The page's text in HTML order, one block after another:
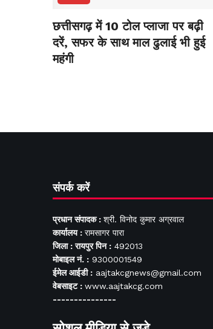
छत्तीसगढ़ में 10 टोल प्लाजा पर बढ़ी
दरें, सफर के साथ माल ढुलाई भी हुई
महंगी
संपर्क करें
प्रधान संपादक : श्री. विनोद कुमार अग्रवाल
कार्यालय : रामसागर पारा
जिला : रायपुर पिन : 492013
मोबाइल नं. : 9300001549
ईमेल आईडी : aajtakcgnews@gmail.com
वेबसाइट : www.aajtakcg.com
---------------